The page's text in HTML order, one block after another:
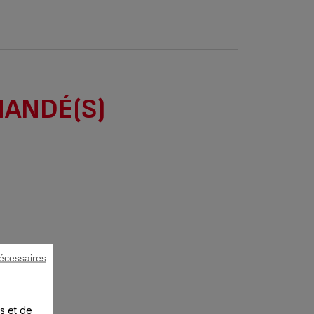
et de